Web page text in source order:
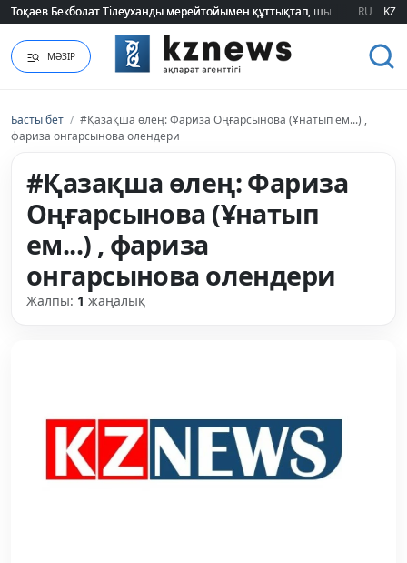
Тоқаев Бекболат Тілеуханды мерейтойымен құттықтап, шығармашылық
Тоқаев Бекболат Тілеуханды мерейтойымен құттықтап, шығармашылық
RU KZ
МӘЗІР
Басты бет / #Қазақша өлең: Фариза Оңғарсынова (Ұнатып ем...) ,
фариза онгарсынова олендери
#Қазақша өлең: Фариза
Оңғарсынова (Ұнатып
ем...) , фариза
онгарсынова олендери
Жалпы: 1 жаңалық